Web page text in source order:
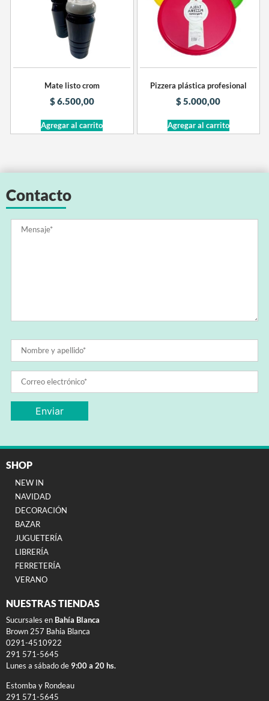
Mate listo crom
$6.500,00
Agregar al carrito
Pizzera plástica profesional
$5.000,00
Agregar al carrito
Contacto
SHOP
NEW IN
NAVIDAD
DECORACIÓN
BAZAR
JUGUETERÍA
LIBRERÍA
FERRETERÍA
VERANO
NUESTRAS TIENDAS
Sucursales en Bahía Blanca
Brown 257 Bahia Blanca
0291-4510922
291 571-5645
Lunes a sábado de 9:00 a 20 hs.
Estomba y Rondeau
291 571-5645